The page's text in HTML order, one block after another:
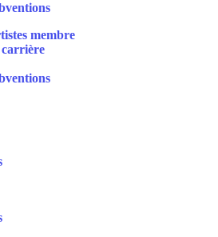
membre
carrière